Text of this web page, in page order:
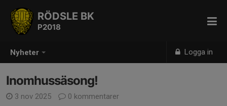
Nyheter Logga in
RÖDSLE BK
P2018
Inomhussäsong!
3 nov 2025
0 kommentarer